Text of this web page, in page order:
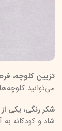
تزیین کلوچه،
می‌توانید
شکر رنگی، یکی
شاد و کودکانه